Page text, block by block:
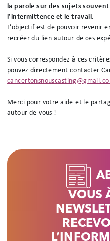
la parole sur des sujets
l’intermittence et le travail.
L’objectif est de pouvoir revenir
recréer du lien autour de ces
Si vous correspondez à ces
pouvez directement contacter
Merci pour votre aide et le
autour de vous !
VOUS